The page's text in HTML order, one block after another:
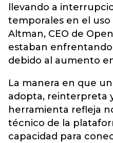
llevando a
temporales en el uso
Altman, CEO de
estaban enfrentando
debido al aumento
La manera en que
adopta, reinterpreta
herramienta refleja
técnico de la
capacidad para